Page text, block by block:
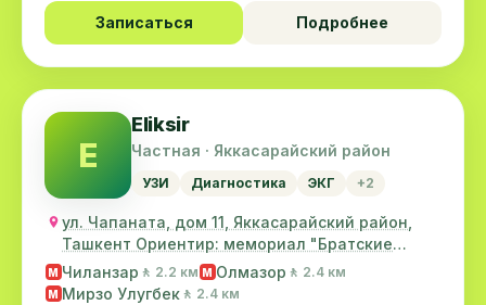
Записаться Подробнее
E
Eliksir
Частная · Яккасарайский район
УЗИ Диагностика ЭКГ +2
ул. Чапаната, дом 11, Яккасарайский район,
Ташкент Ориентир: мемориал "Братские
могилы", п...
M Чиланзар 🚶 2.2 км M Олмазор 🚶 2.4 км
M Мирзо Улугбек 🚶 2.4 км